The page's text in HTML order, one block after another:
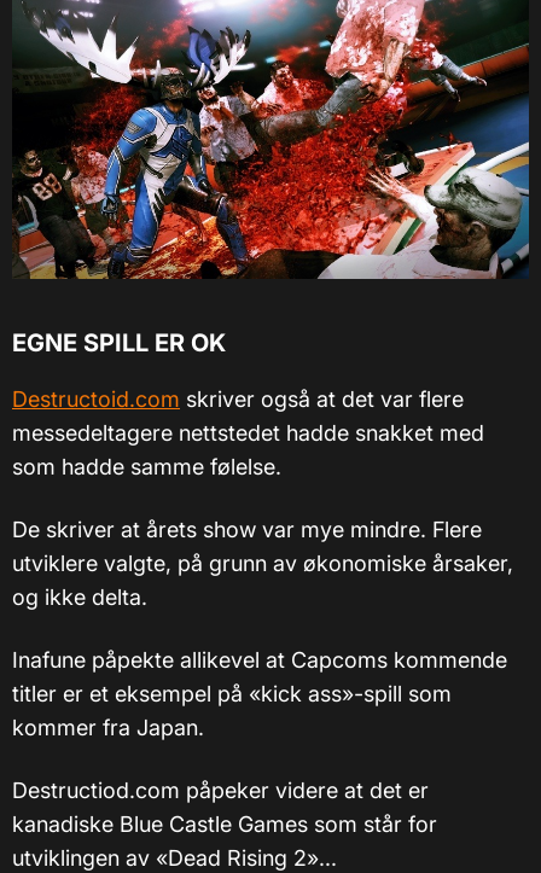
EGNE SPILL ER OK
Destructoid.com skriver også at det var flere
messedeltagere nettstedet hadde snakket med
som hadde samme følelse.
De skriver at årets show var mye mindre. Flere
utviklere valgte, på grunn av økonomiske årsaker,
og ikke delta.
Inafune påpekte allikevel at Capcoms kommende
titler er et eksempel på «kick ass»-spill som
kommer fra Japan.
Destructiod.com påpeker videre at det er
kanadiske Blue Castle Games som står for
utviklingen av «Dead Rising 2»...